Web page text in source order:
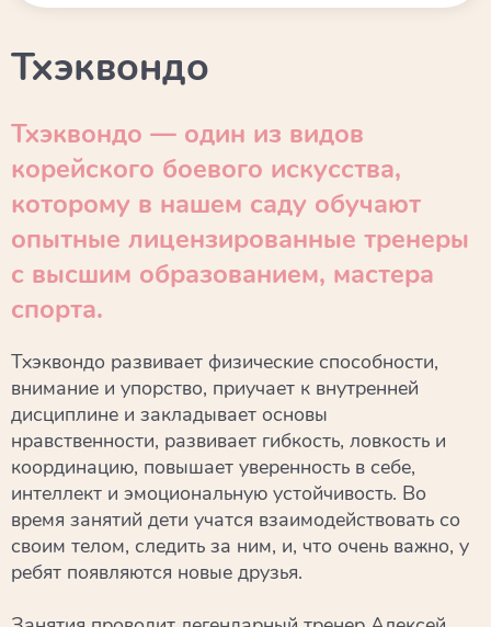
Тхэквондо
Тхэквондо — один из видов
корейского боевого искусства,
которому в нашем саду обучают
опытные лицензированные тренеры
с высшим образованием, мастера
спорта.
Тхэквондо развивает физические способности,
внимание и упорство, приучает к внутренней
дисциплине и закладывает основы
нравственности, развивает гибкость, ловкость и
координацию, повышает уверенность в себе,
интеллект и эмоциональную устойчивость. Во
время занятий дети учатся взаимодействовать со
своим телом, следить за ним, и, что очень важно, у
ребят появляются новые друзья.